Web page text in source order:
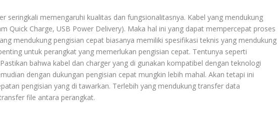
seringkali memengaruhi kualitas dan fungsionalitasnya. Kabel yang mendukung
Quick Charge, USB Power Delivery). Maka hal ini yang dapat mempercepat proses
mendukung pengisian cepat biasanya memiliki spesifikasi teknis yang mendukung
untuk perangkat yang memerlukan pengisian cepat. Tentunya seperti
bahwa kabel dan charger yang di gunakan kompatibel dengan teknologi
dengan dukungan pengisian cepat mungkin lebih mahal. Akan tetapi ini
pengisian yang di tawarkan. Terlebih yang mendukung transfer data
file antara perangkat.